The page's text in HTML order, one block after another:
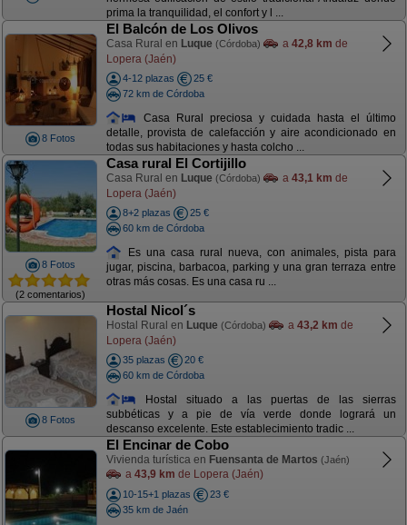
prima la tranquilidad, el confort y l ...
8 Fotos
El Balcón de Los Olivos
Casa Rural en Luque (Córdoba) a 42,8 km de
Lopera (Jaén)
4-12 plazas
25 €
72 km de Córdoba
Casa Rural preciosa y cuidada hasta el último
detalle, provista de calefacción y aire acondicionado en
todas sus habitaciones y hasta colcho ...
8 Fotos
(2 comentarios)
Casa rural El Cortijillo
Casa Rural en Luque (Córdoba) a 43,1 km de
Lopera (Jaén)
8+2 plazas
25 €
60 km de Córdoba
Es una casa rural nueva, con animales, pista para
jugar, piscina, barbacoa, parking y una gran terraza entre
otras más cosas. Es una casa ru ...
8 Fotos
Hostal Nicol´s
Hostal Rural en Luque (Córdoba) a 43,2 km de
Lopera (Jaén)
35 plazas
20 €
60 km de Córdoba
Hostal situado a las puertas de las sierras
subbéticas y a pie de vía verde donde logrará un
descanso excelente. Este establecimiento tradic ...
El Encinar de Cobo
Vivienda turística en Fuensanta de Martos (Jaén)
a 43,9 km de Lopera (Jaén)
10-15+1 plazas
23 €
35 km de Jaén